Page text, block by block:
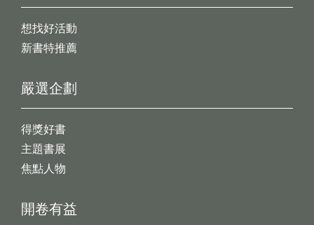
想找好活動
新書特推薦
開卷有益
嚴選企劃
得獎好書
主題書展
焦點人物